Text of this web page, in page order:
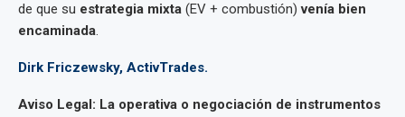
de que su estrategia mixta (EV + combustión)venía bien
encaminada.
Dirk Friczewsky, ActivTrades.
Aviso Legal: La operativa o negociación de instrumentos